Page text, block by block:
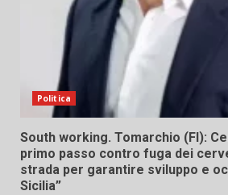
Politica
South working. Tomarchio (FI):
primo passo contro fuga dei
strada per garantire sviluppo e
Sicilia”